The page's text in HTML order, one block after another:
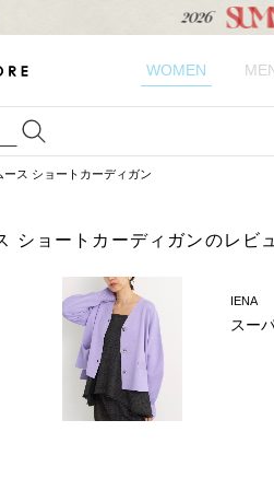
WOMEN
ス ショートカーディガン
ショートカーディガンのレビ
IENA
スー